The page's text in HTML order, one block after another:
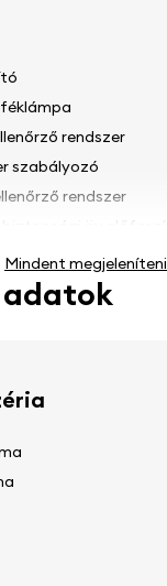
rendszer
szabályozó
rendszer
Mindent megjeleníteni
adatok